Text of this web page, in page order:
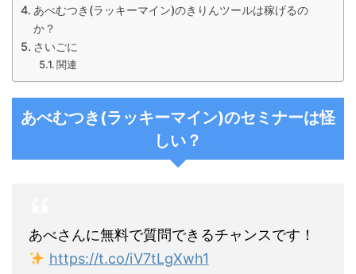
あべむつき(ラッキーマイン)のきりんツールは稼げるの
か？
さいごに
関連
あべむつき (ラッキーマイン)のセミナーは怪
しい ？
あべさんに無料で質問できるチャンスです！
https://t.co/iV7tLgXwh1